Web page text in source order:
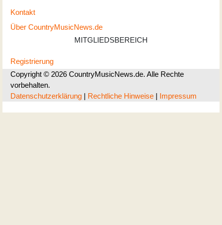
Kontakt
Über CountryMusicNews.de
MITGLIEDSBEREICH
Registrierung
Copyright © 2026 CountryMusicNews.de. Alle Rechte
vorbehalten.
Datenschutzerklärung | Rechtliche Hinweise | Impressum